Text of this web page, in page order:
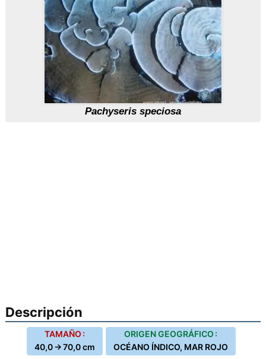
Pachyseris speciosa
Descripción
TAMAÑO :
40,0 → 70,0 cm
ORIGEN GEOGRÁFICO :
OCÉANO ÍNDICO, MAR ROJO